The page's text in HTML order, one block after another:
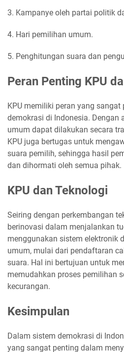
3. Kampanye oleh partai politik
4. Hari pemilihan umum.
5. Penghitungan suara dan
Peran Penting KPU
KPU memiliki peran yang
demokrasi di Indonesia. Dengan
umum dapat dilakukan secara
KPU juga bertugas untuk
suara pemilih, sehingga hasil
dan dihormati oleh semua pihak.
KPU dan Teknologi
Seiring dengan perkembangan
berinovasi dalam menjalankan
menggunakan sistem elektronik
umum, mulai dari pendaftaran
suara. Hal ini bertujuan untuk
memudahkan proses pemilihan
kecurangan.
Kesimpulan
Dalam sistem demokrasi di
yang sangat penting dalam